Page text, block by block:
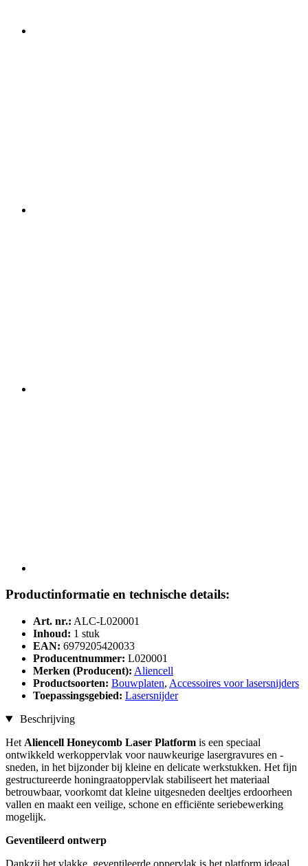
Productinformatie en technische details:
Art. nr.: ALC-L020001
Inhoud: 1 stuk
EAN: 6979205420033
Producentnummer: L020001
Merken (Producent): Aliencell
Productsoorten: Bouwplaten, Accessoires voor lasersnijders
Toepassingsgebied: Lasersnijder
Beschrijving
Het Aliencell Honeycomb Laser Platform is een speciaal
ontwikkeld werkoppervlak voor nauwkeurige lasergravures en -
sneden, in het bijzonder bij kleine en delicate werkstukken. Het fijn
gestructureerde honingraatoppervlak stabiliseert het materiaal
betrouwbaar, voorkomt dat kleine uitgesneden deeltjes erdoorheen
vallen en maakt een veilige, schone en efficiënte seriebewerking
mogelijk.
Geventileerd ontwerp
Dankzij het vlakke, geventileerde oppervlak is het platform ideaal